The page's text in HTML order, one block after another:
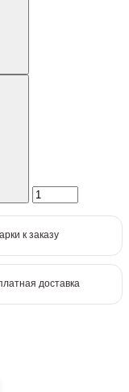
к заказу
доставка